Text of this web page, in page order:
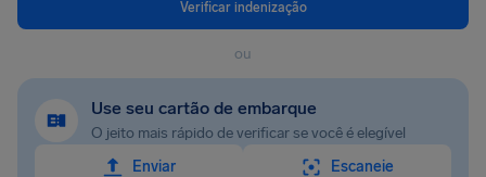
Verificar indenização
ou
Use seu cartão de embarque
O jeito mais rápido de verificar se você é elegível
Enviar
Escaneie